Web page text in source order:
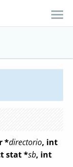
*directorio, int
stat *sb, int